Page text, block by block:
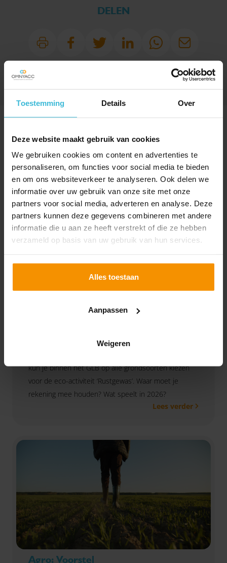
Toestemming Details Over
Deze website maakt gebruik van cookies
We gebruiken cookies om content en advertenties te
personaliseren, om functies voor social media te bieden
en om ons websiteverkeer te analyseren. Ook delen we
informatie over uw gebruik van onze site met onze
partners voor social media, adverteren en analyse. Deze
partners kunnen deze gegevens combineren met andere
informatie die u aan ze heeft verstrekt of die ze hebben
verzameld op basis van uw gebruik van hun services.
Alles toestaan
Aanpassen
Weigeren
DELEN
UITGELICHT
rustgewassen
Op bouwland op zand- en lössgrond geldt, vanuit de
kun je binnen het GLB op alle grondsoorten kiezen
voor de eco-activiteit ‘Rustgewas’. Waar moet je
rekening mee houden? Wat speelt in 2026?
Lees verder
Agro: Voorstel